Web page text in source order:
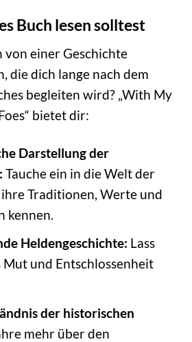
Buch lesen solltest
von einer Geschichte
die dich lange nach dem
begleiten wird? „With My
bietet dir:
Darstellung der
Tauche ein in die Welt der
Traditionen, Werte und
kennen.
Heldengeschichte: Lass
Mut und Entschlossenheit
der historischen
mehr über den